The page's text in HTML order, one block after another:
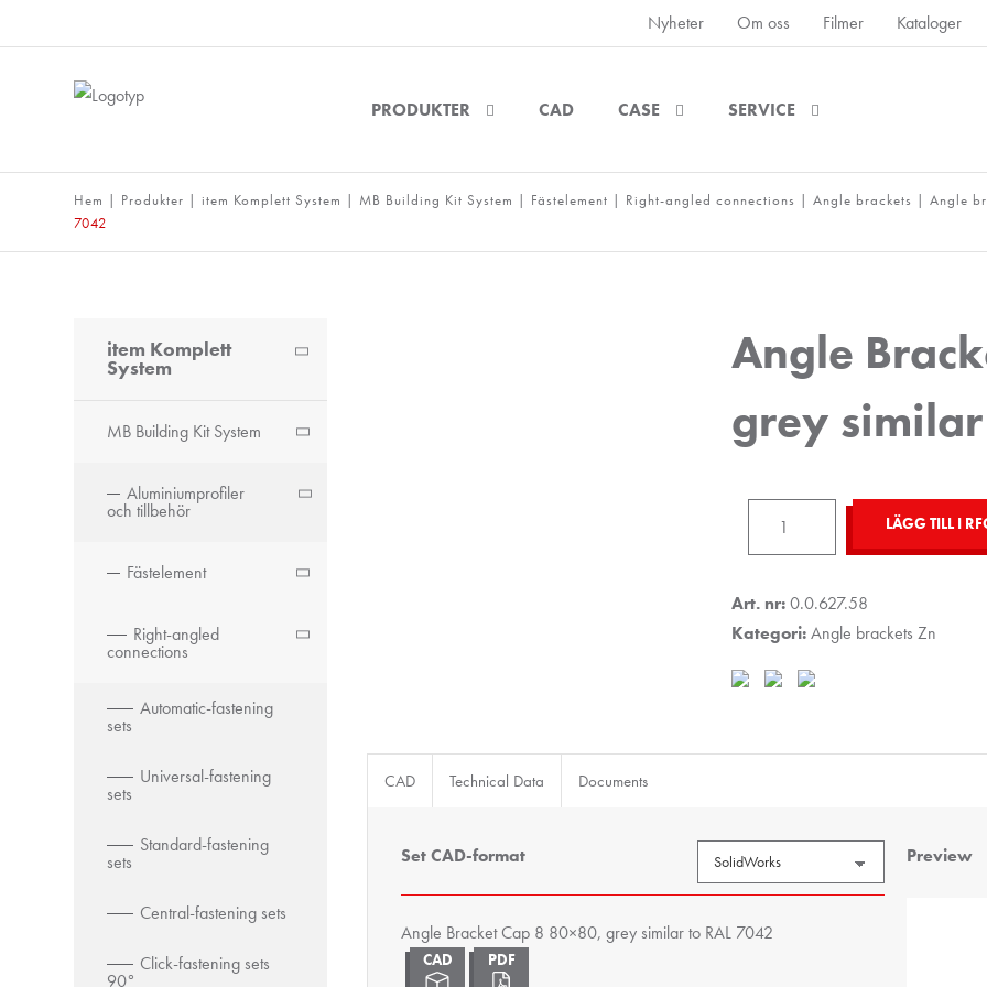
Nyheter Om oss Filmer Kataloger
PRODUKTER CAD CASE SERVICE
Hem | Produkter | item Komplett System | MB Building Kit System | Fästelement | Right-angled connections |Angle brackets |Angle
7042
item Komplett
System
MB Building Kit System
Aluminiumprofiler
och tillbehör
Fästelement
Right-angled
connections
Automatic-fastening
sets
Universal-fastening
sets
Standard-fastening
sets
Central-fastening sets
Click-fastening sets
90°
Angle
grey
8
80x80,
similar
RAL
LÄGG TILL I
Art. nr:0.0.627.58
Kategori:Angle brackets Zn
CAD Technical Data Documents
Set CAD-format
Angle Bracket Cap 8 80×80, grey similar to RAL 7042
Preview